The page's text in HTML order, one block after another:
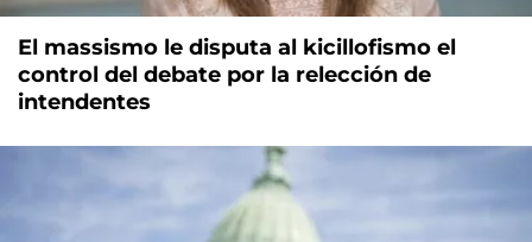
El massismo le disputa al kicillofismo el
control del debate por la relección de
intendentes